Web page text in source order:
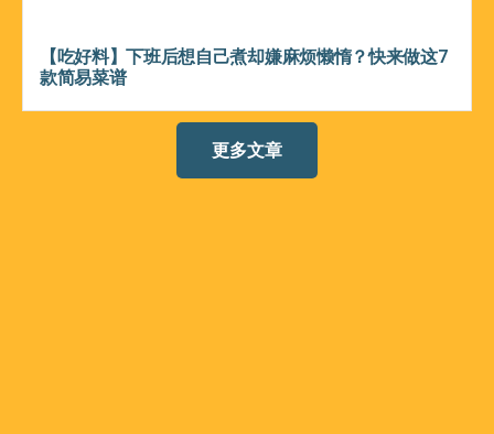
【吃好料】下班后想自己煮却嫌麻烦懒惰？快来做这7
款简易菜谱
更多文章